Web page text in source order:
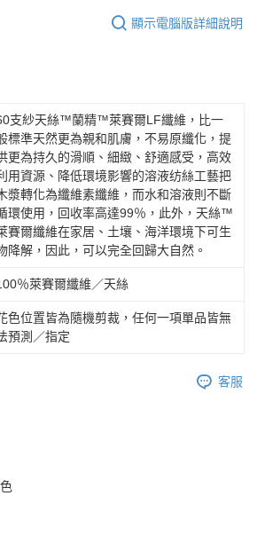
顯示電腦版詳細說明
支紗天絲™蘭精™萊賽爾LF纖維，比一
標準天然更為親和肌膚，不易原纖化，提
更為持久的滑順、細緻、舒適感受，高效
用資源、降低環境影響的溶液纺絲工藝把
漿轉化為纖維素纖維，而水和溶液則不斷
環使用，回收率高達99％，此外，天絲™
賽爾纖維在家居、土壤、海洋環境下可生
降解，因此，可以完全回歸大自然。
％萊賽爾纖維／天絲
色位置皆為隨機剪裁，任何一項單品皆無
預測／指定
客服